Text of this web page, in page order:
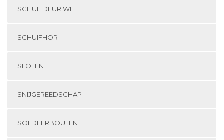
SCHUIFDEUR WIEL
SCHUIFHOR
SLOTEN
SNIJGEREEDSCHAP
SOLDEERBOUTEN